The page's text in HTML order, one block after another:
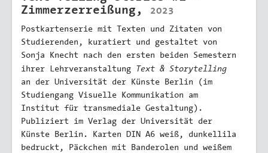
Zimmerzerreißung,
2023
Postkartenserie mit Texten und Zitaten von
Studierenden, kuratiert und gestaltet von
Sonja Knecht nach den ersten beiden Semestern
ihrer Lehrveranstaltung Text & Storytelling
an der Universität der Künste Berlin (im
Studiengang Visuelle Kommunikation am
Institut für transmediale Gestaltung).
Publiziert im Verlag der Universität der
Künste Berlin. Karten DIN A6 weiß, dunkellila
bedruckt, Päckchen mit Banderolen und weißem